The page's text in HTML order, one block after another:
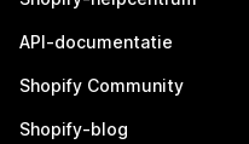
API-documentatie
Shopify Community
Shopify-blog